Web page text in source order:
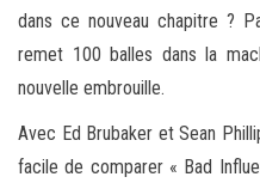
dans ce nouveau chapitre ?
remet 100 balles dans la
nouvelle embrouille.
Avec Ed Brubaker et Sean
facile de comparer « Bad